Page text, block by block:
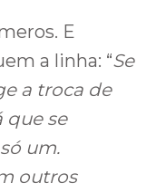
E
a linha: “Se
a troca de
que se
um.
outros